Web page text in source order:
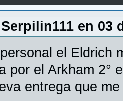
en 03
el Eldrich
por el Arkham 2°
entrega que